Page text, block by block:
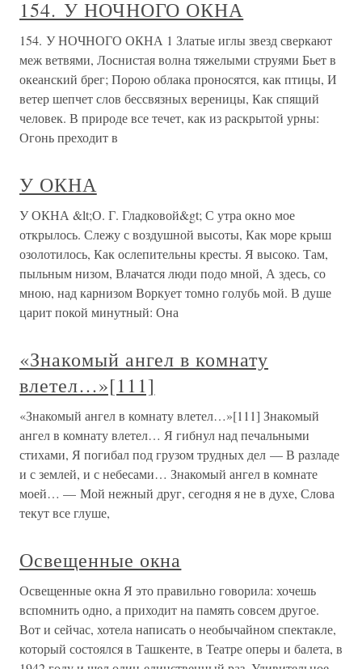
154. У НОЧНОГО ОКНА
154. У НОЧНОГО ОКНА 1 Златые иглы звезд сверкают
меж ветвями, Лоснистая волна тяжелыми струями Бьет в
океанский брег; Порою облака проносятся, как птицы, И
ветер шепчет слов бессвязных вереницы, Как спящий
человек. В природе все течет, как из раскрытой урны:
Огонь преходит в
У ОКНА
У ОКНА &lt;О. Г. Гладковой&gt; С утра окно мое
открылось. Слежу с воздушной высоты, Как море крыш
озолотилось, Как ослепительны кресты. Я высоко. Там,
пыльным низом, Влачатся люди подо мной, А здесь, со
мною, над карнизом Воркует томно голубь мой. В душе
царит покой минутный: Она
«Знакомый ангел в комнату
влетел…»[111]
«Знакомый ангел в комнату влетел…»[111] Знакомый
ангел в комнату влетел… Я гибнул над печальными
стихами, Я погибал под грузом трудных дел — В разладе
и с землей, и с небесами… Знакомый ангел в комнате
моей… — Мой нежный друг, сегодня я не в духе, Слова
текут все глуше,
Освещенные окна
Освещенные окна Я это правильно говорила: хочешь
вспомнить одно, а приходит на память совсем другое.
Вот и сейчас, хотела написать о необычайном спектакле,
который состоялся в Ташкенте, в Театре оперы и балета, в